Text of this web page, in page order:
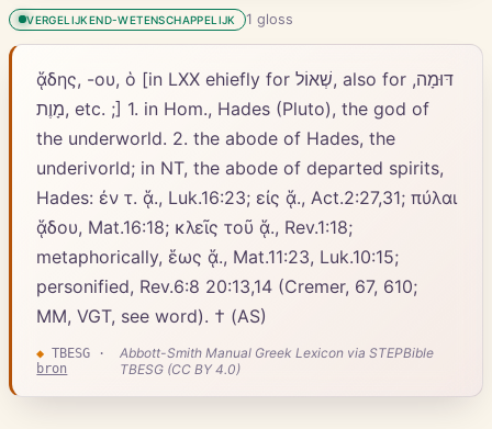
VERGELIJKEND-WETENSCHAPPELIJK 1 gloss
ᾅδης, -ου, ὁ [in LXX ehiefly for שְׁאוֹל, also for דּוּמָה,
מָוֶת, etc. ;] 1. in Hom., Hades (Pluto), the god of
the underworld. 2. the abode of Hades, the
underivorld; in NT, the abode of departed spirits,
Hades: ἐν τ. ᾅ., Luk.16:23; εἰς ᾅ., Act.2:27,31; πύλαι
ᾅδου, Mat.16:18; κλεῖς τοῦ ᾅ., Rev.1:18;
metaphorically, ἕως ᾅ., Mat.11:23, Luk.10:15;
personified, Rev.6:8 20:13,14 (Cremer, 67, 610;
MM, VGT, see word). † (AS)
◆ TBESG ·
bron
Abbott-Smith Manual Greek Lexicon via STEPBible
TBESG (CC BY 4.0)